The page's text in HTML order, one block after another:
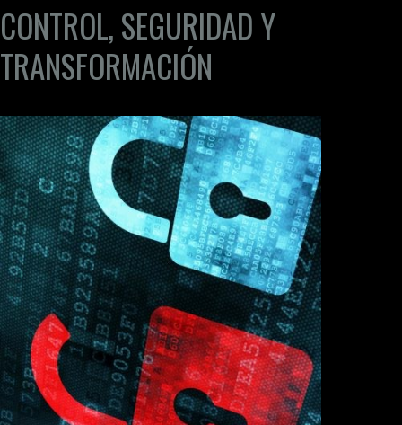
CONTROL, SEGURIDAD Y
TRANSFORMACIÓN